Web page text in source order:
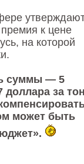
к цене
на которой
суммы — 5
доллара за
может быть